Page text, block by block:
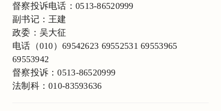
督察投诉电话：0513-86520999
副书记：王建
政委：吴大征
电话（010）69542623 69552531 69553965
69553942
督察投诉：0513-86520999
法制科：010-83593636